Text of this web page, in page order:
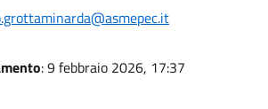
: 9 febbraio 2026, 17:37